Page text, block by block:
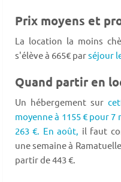
Prix moyens et
La location la moins
s'élève à 665€ parséjour
Quand partir en
Un hébergement sur
moyenne à 1155 € pour
263 €. En août, il faut
une semaine à
partir de 443 €.